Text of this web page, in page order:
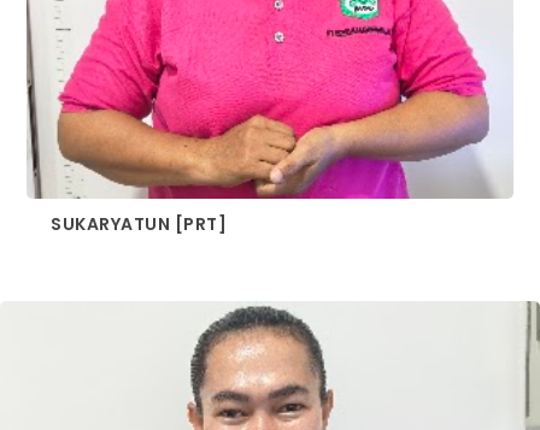
SUKARYATUN [PRT]